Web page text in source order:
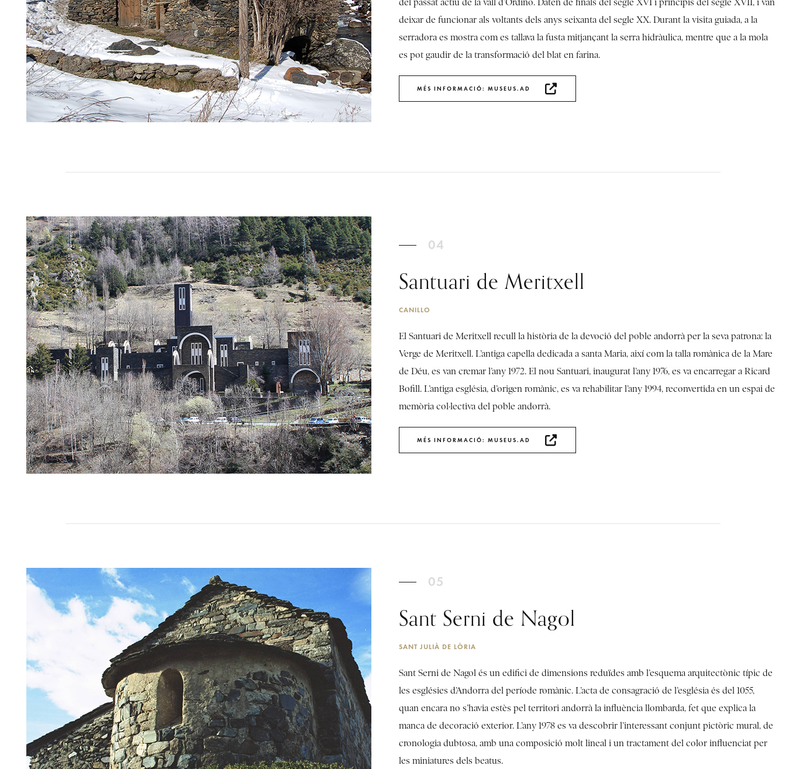
del passat actiu de la vall d’Ordino. Daten de finals del segle XVI i principis del segle XVII, i van
deixar de funcionar als voltants dels anys seixanta del segle XX. Durant la visita guiada, a la
serradora es mostra com es tallava la fusta mitjançant la serra hidràulica, mentre que a la mola
es pot gaudir de la transformació del blat en farina.
MÉS INFORMACIÓ: MUSEUS.AD
04
Santuari de Meritxell
CANILLO
El Santuari de Meritxell recull la història de la devoció del poble andorrà per la seva patrona: la
Verge de Meritxell. L’antiga capella dedicada a santa Maria, així com la talla romànica de la Mare
de Déu, es van cremar l’any 1972. El nou Santuari, inaugurat l’any 1976, es va encarregar a Ricard
Bofill. L’antiga església, d’origen romànic, es va rehabilitar l’any 1994, reconvertida en un espai de
memòria col·lectiva del poble andorrà.
MÉS INFORMACIÓ: MUSEUS.AD
05
Sant Serni de Nagol
SANT JULIÀ DE LÒRIA
Sant Serni de Nagol és un edifici de dimensions reduïdes amb l’esquema arquitectònic típic de
les esglésies d’Andorra del període romànic. L’acta de consagració de l’església és del 1055,
quan encara no s’havia estès pel territori andorrà la influència llombarda, fet que explica la
manca de decoració exterior. L’any 1978 es va descobrir l’interessant conjunt pictòric mural, de
cronologia dubtosa, amb una composició molt lineal i un tractament del color influenciat per
les miniatures dels beatus.